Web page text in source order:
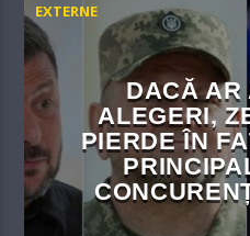
EXTERNE
DACĂ AR
ALEGERI,
PIERDE ÎN